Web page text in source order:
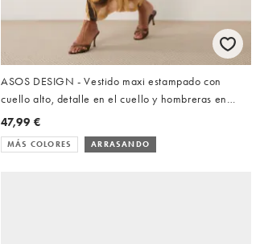
ASOS DESIGN - Vestido maxi estampado con
cuello alto, detalle en el cuello y hombreras en
verde floral
47,99 €
MÁS COLORES ARRASANDO